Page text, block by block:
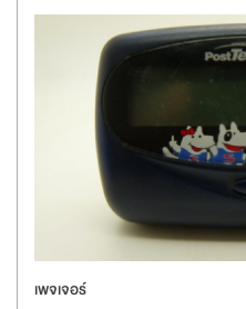
เพจเจอร์